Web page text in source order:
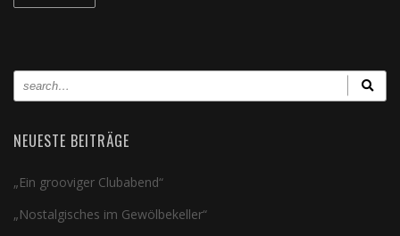
NEUESTE BEITRÄGE
„Ein grooviger Clubabend“
„Nostalgisches im Gewölbekeller“